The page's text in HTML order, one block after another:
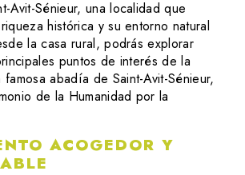
Avit-Sénieur, una localidad que
histórica y su entorno natural
la casa rural, podrás explorar
puntos de interés de la
abadía de Saint-Avit-Sénieur,
de la Humanidad por la
ACOGEDOR Y